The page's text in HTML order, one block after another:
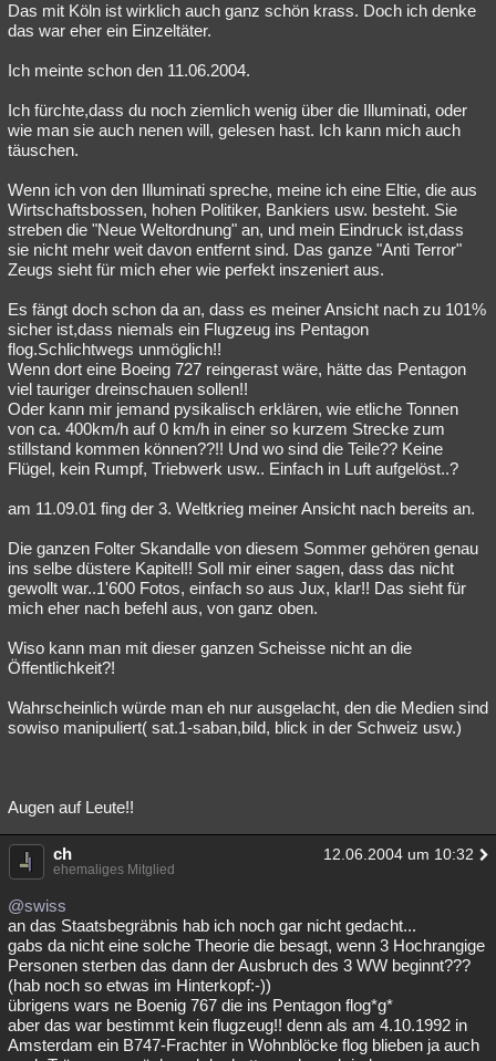
Das mit Köln ist wirklich auch ganz schön krass. Doch ich denke
das war eher ein Einzeltäter.
Ich meinte schon den 11.06.2004.
Ich fürchte,dass du noch ziemlich wenig über die Illuminati, oder
wie man sie auch nenen will, gelesen hast. Ich kann mich auch
täuschen.
Wenn ich von den Illuminati spreche, meine ich eine Eltie, die aus
Wirtschaftsbossen, hohen Politiker, Bankiers usw. besteht. Sie
streben die "Neue Weltordnung" an, und mein Eindruck ist,dass
sie nicht mehr weit davon entfernt sind. Das ganze "Anti Terror"
Zeugs sieht für mich eher wie perfekt inszeniert aus.
Es fängt doch schon da an, dass es meiner Ansicht nach zu 101%
sicher ist,dass niemals ein Flugzeug ins Pentagon
flog.Schlichtwegs unmöglich!!
Wenn dort eine Boeing 727 reingerast wäre, hätte das Pentagon
viel tauriger dreinschauen sollen!!
Oder kann mir jemand pysikalisch erklären, wie etliche Tonnen
von ca. 400km/h auf 0 km/h in einer so kurzem Strecke zum
stillstand kommen können??!! Und wo sind die Teile?? Keine
Flügel, kein Rumpf, Triebwerk usw.. Einfach in Luft aufgelöst..?
am 11.09.01 fing der 3. Weltkrieg meiner Ansicht nach bereits an.
Die ganzen Folter Skandalle von diesem Sommer gehören genau
ins selbe düstere Kapitel!! Soll mir einer sagen, dass das nicht
gewollt war..1'600 Fotos, einfach so aus Jux, klar!! Das sieht für
mich eher nach befehl aus, von ganz oben.
Wiso kann man mit dieser ganzen Scheisse nicht an die
Öffentlichkeit?!
Wahrscheinlich würde man eh nur ausgelacht, den die Medien sind
sowiso manipuliert( sat.1-saban,bild, blick in der Schweiz usw.)
Augen auf Leute!!
ch 12.06.2004 um 10:32
ehemaliges Mitglied
@swiss
an das Staatsbegräbnis hab ich noch gar nicht gedacht...
gabs da nicht eine solche Theorie die besagt, wenn 3 Hochrangige
Personen sterben das dann der Ausbruch des 3 WW beginnt???
(hab noch so etwas im Hinterkopf:-))
übrigens wars ne Boenig 767 die ins Pentagon flog*g*
aber das war bestimmt kein flugzeug!! denn als am 4.10.1992 in
Amsterdam ein B747-Frachter in Wohnblöcke flog blieben ja auch